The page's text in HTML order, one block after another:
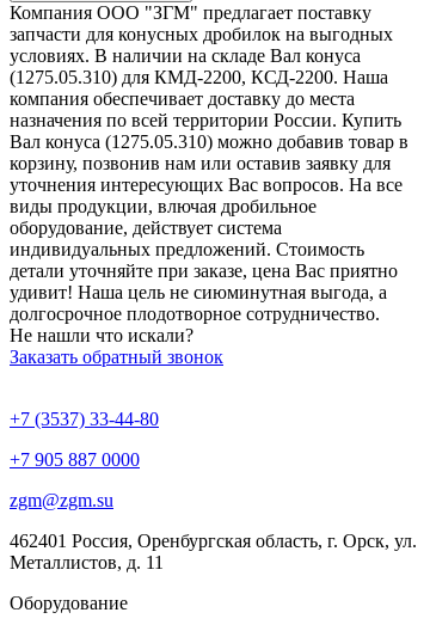
Компания ООО "ЗГМ" предлагает поставку
запчасти для конусных дробилок на выгодных
условиях. В наличии на складе Вал конуса
(1275.05.310) для КМД-2200, КСД-2200. Наша
компания обеспечивает доставку до места
назначения по всей территории России. Купить
Вал конуса (1275.05.310) можно добавив товар в
корзину, позвонив нам или оставив заявку для
уточнения интересующих Вас вопросов. На все
виды продукции, влючая дробильное
оборудование, действует система
индивидуальных предложений. Стоимость
детали уточняйте при заказе, цена Вас приятно
удивит! Наша цель не сиюминутная выгода, а
долгосрочное плодотворное сотрудничество.
Не нашли что искали?
Заказать обратный звонок
+7 (3537) 33-44-80
+7 905 887 0000
zgm@zgm.su
462401 Россия, Оренбургская область, г. Орск, ул.
Металлистов, д. 11
Оборудование